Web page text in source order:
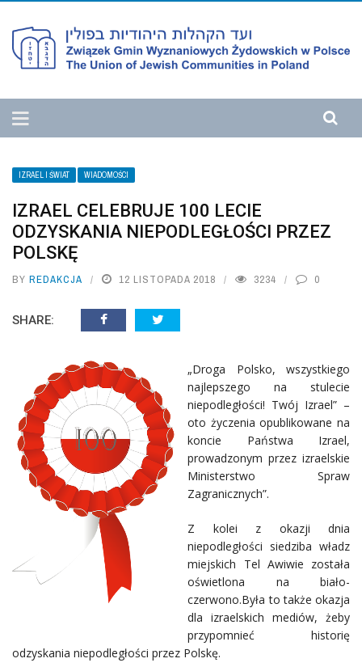
IZRAEL I ŚWIAT WIADOMOŚCI
IZRAEL CELEBRUJE 100 LECIE
ODZYSKANIA NIEPODLEGŁOŚCI PRZEZ
POLSKĘ
BY REDAKCJA 12 LISTOPADA 2018 3234 0
SHARE:
„Droga Polsko, wszystkiego
najlepszego na stulecie
niepodległości! Twój Izrael” –
oto życzenia opublikowane na
koncie Państwa Izrael,
prowadzonym przez izraelskie
Ministerstwo Spraw
Zagranicznych”.
Z kolei z okazji dnia
niepodległości siedziba władz
miejskich Tel Awiwie została
oświetlona na biało-
czerwono.Była to także okazja
dla izraelskich mediów, żeby
przypomnieć historię
odzyskania niepodległości przez Polskę.